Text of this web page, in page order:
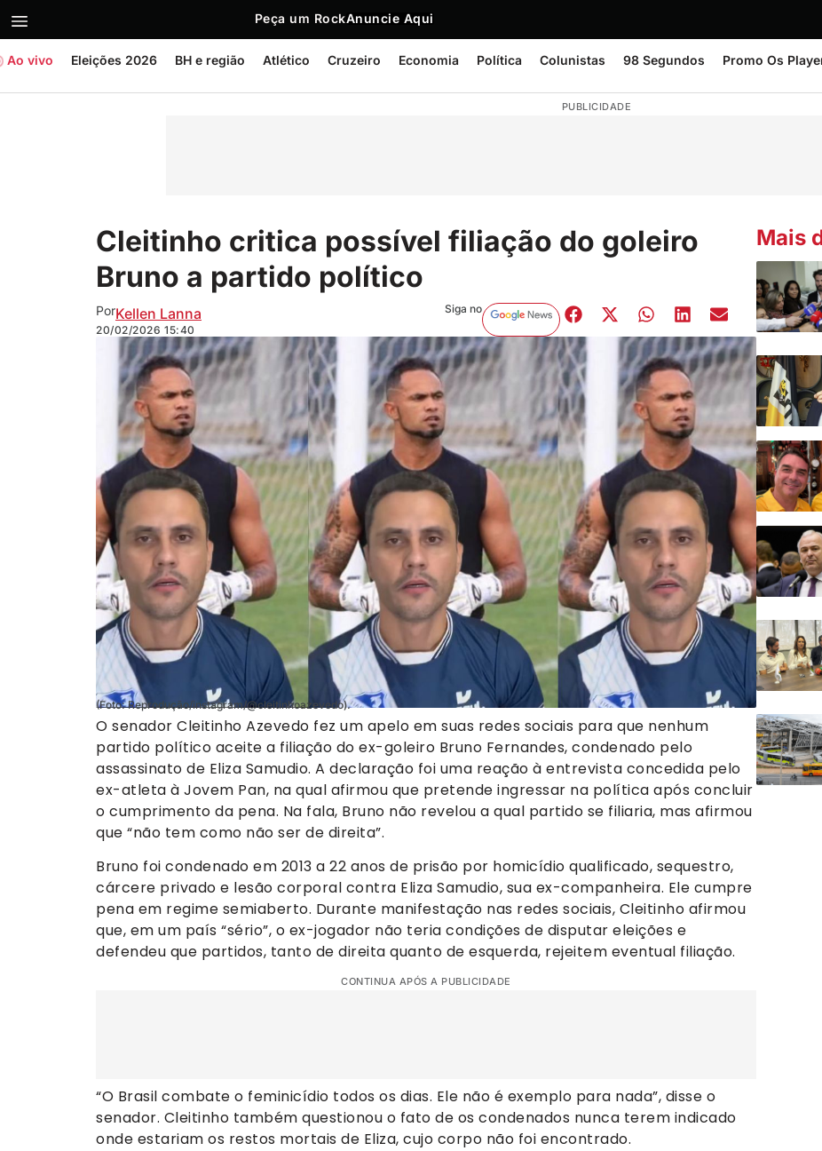
Peça um RockAnuncie Aqui
Ao vivo Eleições 2026 BH e região Atlético Cruzeiro Economia Política Colunistas 98 Segundos Promo Os
PUBLICIDADE
Cleitinho critica possível filiação do goleiro
Bruno a partido político
PorKellen Lanna
20/02/2026 15:40
Siga no
(Foto: Reprodução/instagram/@cleitinhoazevedo).
O senador Cleitinho Azevedo fez um apelo em suas redes sociais para que nenhum
partido político aceite a filiação do ex-goleiro Bruno Fernandes, condenado pelo
assassinato de Eliza Samudio. A declaração foi uma reação à entrevista concedida pelo
ex-atleta à Jovem Pan, na qual afirmou que pretende ingressar na política após concluir
o cumprimento da pena. Na fala, Bruno não revelou a qual partido se filiaria, mas afirmou
que “não tem como não ser de direita”.
Bruno foi condenado em 2013 a 22 anos de prisão por homicídio qualificado, sequestro,
cárcere privado e lesão corporal contra Eliza Samudio, sua ex-companheira. Ele cumpre
pena em regime semiaberto. Durante manifestação nas redes sociais, Cleitinho afirmou
que, em um país “sério”, o ex-jogador não teria condições de disputar eleições e
defendeu que partidos, tanto de direita quanto de esquerda, rejeitem eventual filiação.
CONTINUA APÓS A PUBLICIDADE
“O Brasil combate o feminicídio todos os dias. Ele não é exemplo para nada”, disse o
senador. Cleitinho também questionou o fato de os condenados nunca terem indicado
onde estariam os restos mortais de Eliza, cujo corpo não foi encontrado.
Mais